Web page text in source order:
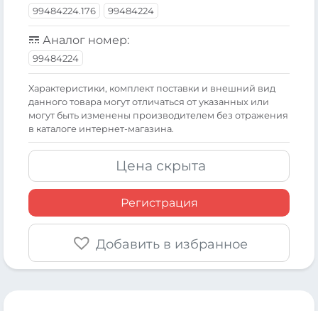
99484224.176 99484224
Аналог номер:
99484224
Xарактеристики, комплект поставки и внешний вид
данного товара могут отличаться от указанных или
могут быть изменены производителем без отражения
в каталоге интернет-магазина.
Цена скрыта
Регистрация
Добавить в избранное